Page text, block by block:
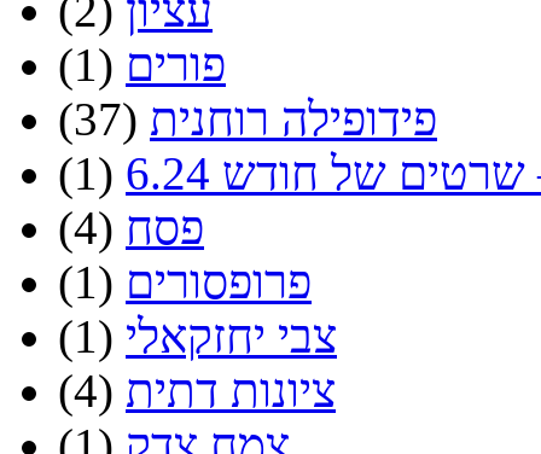
עציון (2)
פורים (1)
פידופילה רוחנית (37)
של חודש 6.24
(1)
פסח (4)
פרופסורים (1)
צבי יחזקאלי (1)
ציונות דתית (4)